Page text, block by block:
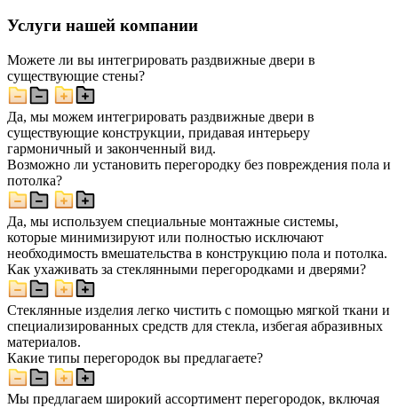
Услуги нашей компании
Можете ли вы интегрировать раздвижные двери в
существующие стены?
Да, мы можем интегрировать раздвижные двери в
существующие конструкции, придавая интерьеру
гармоничный и законченный вид.
Возможно ли установить перегородку без повреждения пола и
потолка?
Да, мы используем специальные монтажные системы,
которые минимизируют или полностью исключают
необходимость вмешательства в конструкцию пола и потолка.
Как ухаживать за стеклянными перегородками и дверями?
Стеклянные изделия легко чистить с помощью мягкой ткани и
специализированных средств для стекла, избегая абразивных
материалов.
Какие типы перегородок вы предлагаете?
Мы предлагаем широкий ассортимент перегородок, включая